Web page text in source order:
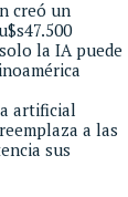
creó un
la IA puede
artificial
a las
sus